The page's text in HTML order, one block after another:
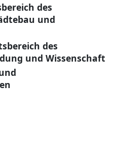
des
und
des
und Wissenschaft